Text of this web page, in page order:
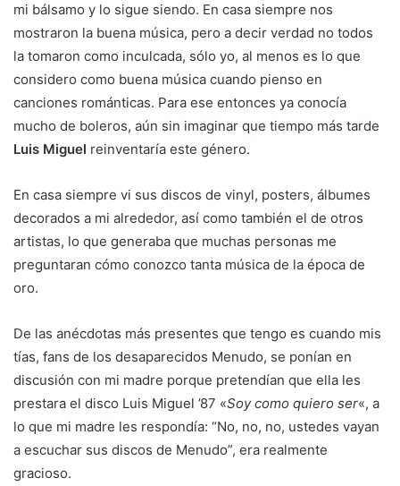
mi bálsamo y lo sigue siendo. En casa siempre nos
mostraron la buena música, pero a decir verdad no todos
la tomaron como inculcada, sólo yo, al menos es lo que
considero como buena música cuando pienso en
canciones románticas. Para ese entonces ya conocía
mucho de boleros, aún sin imaginar que tiempo más tarde
Luis Miguel reinventaría este género.
En casa siempre vi sus discos de vinyl, posters, álbumes
decorados a mi alrededor, así como también el de otros
artistas, lo que generaba que muchas personas me
preguntaran cómo conozco tanta música de la época de
oro.
De las anécdotas más presentes que tengo es cuando mis
tías, fans de los desaparecidos Menudo, se ponían en
discusión con mi madre porque pretendían que ella les
prestara el disco Luis Miguel ’87 «Soy como quiero ser«, a
lo que mi madre les respondía: “No, no, no, ustedes vayan
a escuchar sus discos de Menudo”, era realmente
gracioso.